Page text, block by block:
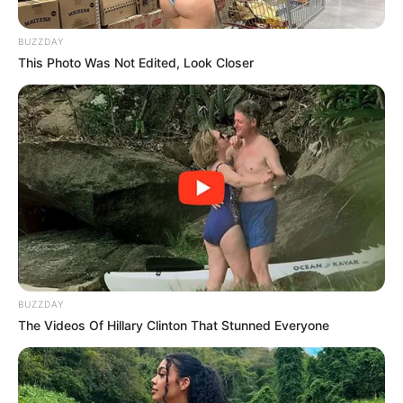
otras plantas de la familia Apiaceae, evita
Interacción Medicamentosa:
con un profesional de la salud si estás
tomando medicamentos, ya que el perejil
puede interactuar con ciertos fármacos,
especialmente diuréticos y
anticoagulantes.
VII. Estudios y Evidencia
Científica
El uso del perejil en la medicina tradicional está
respaldado por varias investigaciones
científicas:
BUZZDAY
This Photo Was Not Edited, Look Closer
BUZZDAY
The Videos Of Hillary Clinton That Stunned Everyone